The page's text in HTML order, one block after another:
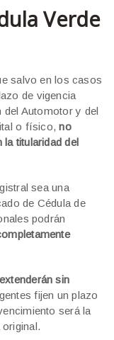
Verde
salvo en los casos
de vigencia
del Automotor y del
o físico,no
titularidad del
sea una
de Cédula de
podrán
sin
fijen un plazo
será la